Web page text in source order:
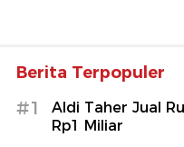
Berita Terpopuler
#1
Aldi Taher Jual
Rp1 Miliar